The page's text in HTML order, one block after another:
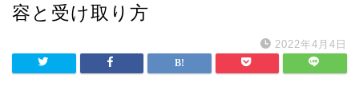
容と受け取り方
2022年4月4日